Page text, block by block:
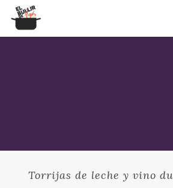
Torrijas de leche y vino